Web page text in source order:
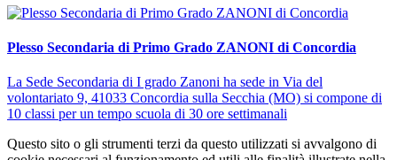
Plesso Secondaria di Primo Grado ZANONI di Concordia
La Sede Secondaria di I grado Zanoni ha sede in Via del
volontariato 9, 41033 Concordia sulla Secchia (MO) si compone di
10 classi per un tempo scuola di 30 ore settimanali
Questo sito o gli strumenti terzi da questo utilizzati si avvalgono di